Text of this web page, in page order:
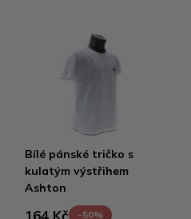
Bílé pánské tričko s
kulatým výstřihem
Ashton
164 Kč
-50%